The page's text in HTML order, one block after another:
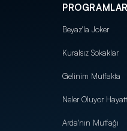
PROGRAMLAR
Beyaz'la Joker
Kuralsız Sokaklar
Gelinim Mutfakta
Neler Oluyor
Arda'nın Mutfağı